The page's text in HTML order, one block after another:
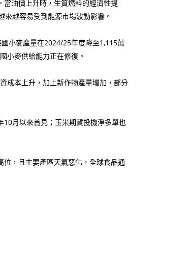
油價上升時，生質燃料的經濟性提
越容易受到能源市場波動影響。
小麥產量在2024/25年度降至1,115萬
小麥供給能力正在修復。
成本上升，加上新作物產量增加，部分
月以來首見；玉米期貨投機淨多單也
，且主要產區天氣惡化，全球食品通